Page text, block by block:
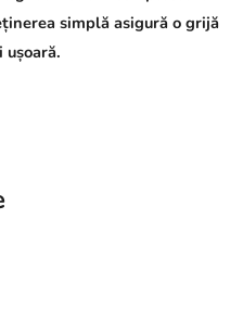
simplă asigură o grijă
ușoară.